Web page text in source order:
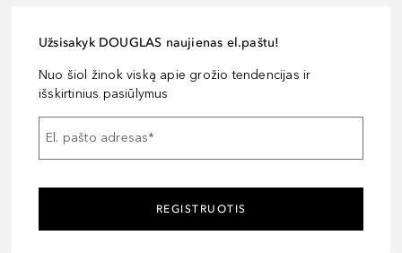
Užsisakyk DOUGLAS naujienas el.paštu!
Nuo šiol žinok viską apie grožio tendencijas ir
išskirtinius pasiūlymus
El. pašto adresas*
REGISTRUOTIS